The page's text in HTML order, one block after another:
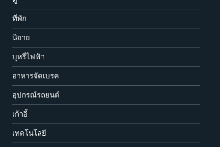
ที่พัก
นิยาย
บุหรี่ไฟฟ้า
อาหารจัดเบรค
อุปกรณ์รถยนต์
เก้าอี้
เทคโนโลยี